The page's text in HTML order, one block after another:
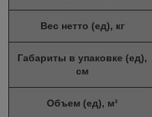
Вес нетто (ед), кг
Габариты в упаковке (ед),
см
Объем (ед), м³